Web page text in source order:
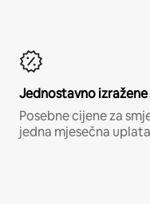
Jednostavno
Posebne cijene za
jedna mjesečna